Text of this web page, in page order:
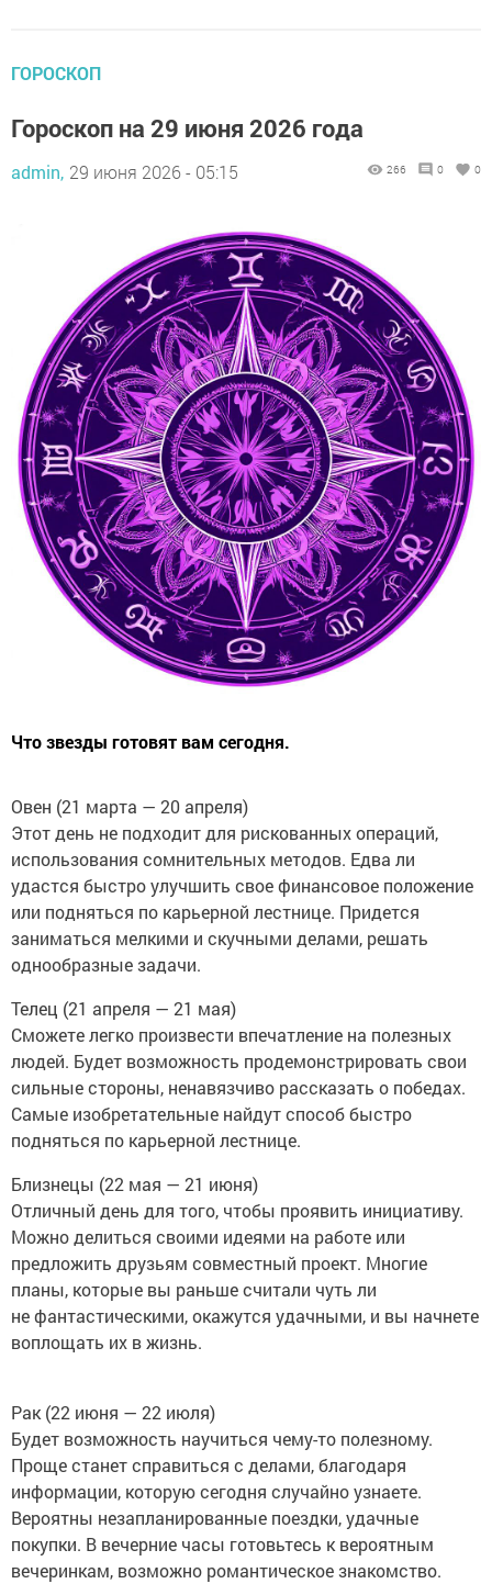
ГОРОСКОП
Гороскоп на 29 июня 2026 года
admin, 29 июня 2026 - 05:15 266 0 0
Что звезды готовят вам сегодня.
Овен (21 марта — 20 апреля)
Этот день не подходит для рискованных операций,
использования сомнительных методов. Едва ли
удастся быстро улучшить свое финансовое положение
или подняться по карьерной лестнице. Придется
заниматься мелкими и скучными делами, решать
однообразные задачи.
Телец (21 апреля — 21 мая)
Сможете легко произвести впечатление на полезных
людей. Будет возможность продемонстрировать свои
сильные стороны, ненавязчиво рассказать о победах.
Самые изобретательные найдут способ быстро
подняться по карьерной лестнице.
Близнецы (22 мая — 21 июня)
Отличный день для того, чтобы проявить инициативу.
Можно делиться своими идеями на работе или
предложить друзьям совместный проект. Многие
планы, которые вы раньше считали чуть ли
не фантастическими, окажутся удачными, и вы начнете
воплощать их в жизнь.
Рак (22 июня — 22 июля)
Будет возможность научиться чему-то полезному.
Проще станет справиться с делами, благодаря
информации, которую сегодня случайно узнаете.
Вероятны незапланированные поездки, удачные
покупки. В вечерние часы готовьтесь к вероятным
вечеринкам, возможно романтическое знакомство.